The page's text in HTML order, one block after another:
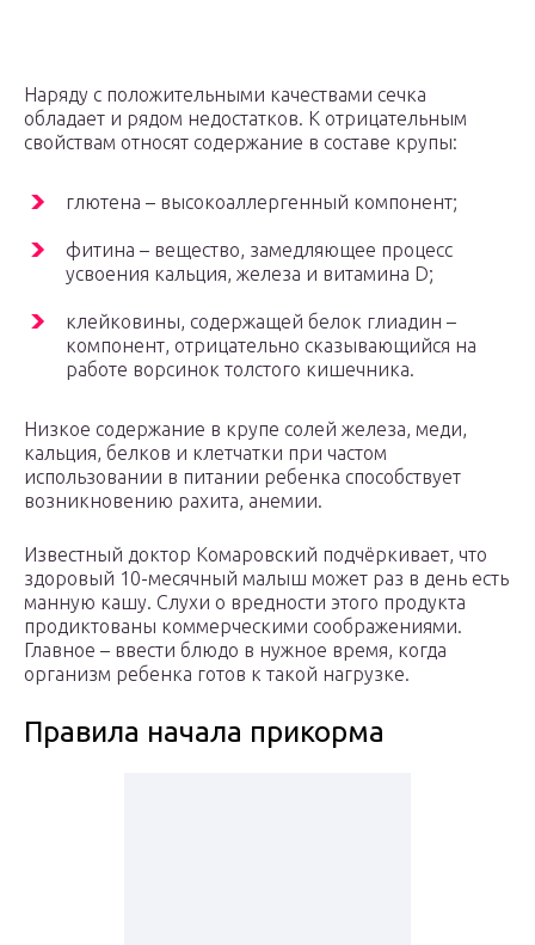
Наряду с положительными качествами сечка
обладает и рядом недостатков. К отрицательным
свойствам относят содержание в составе крупы:
глютена – высокоаллергенный компонент;
фитина – вещество, замедляющее процесс
усвоения кальция, железа и витамина D;
клейковины, содержащей белок глиадин –
компонент, отрицательно сказывающийся на
работе ворсинок толстого кишечника.
Низкое содержание в крупе солей железа, меди,
кальция, белков и клетчатки при частом
использовании в питании ребенка способствует
возникновению рахита, анемии.
Известный доктор Комаровский подчёркивает, что
здоровый 10-месячный малыш может раз в день есть
манную кашу. Слухи о вредности этого продукта
продиктованы коммерческими соображениями.
Главное – ввести блюдо в нужное время, когда
организм ребенка готов к такой нагрузке.
Правила начала прикорма